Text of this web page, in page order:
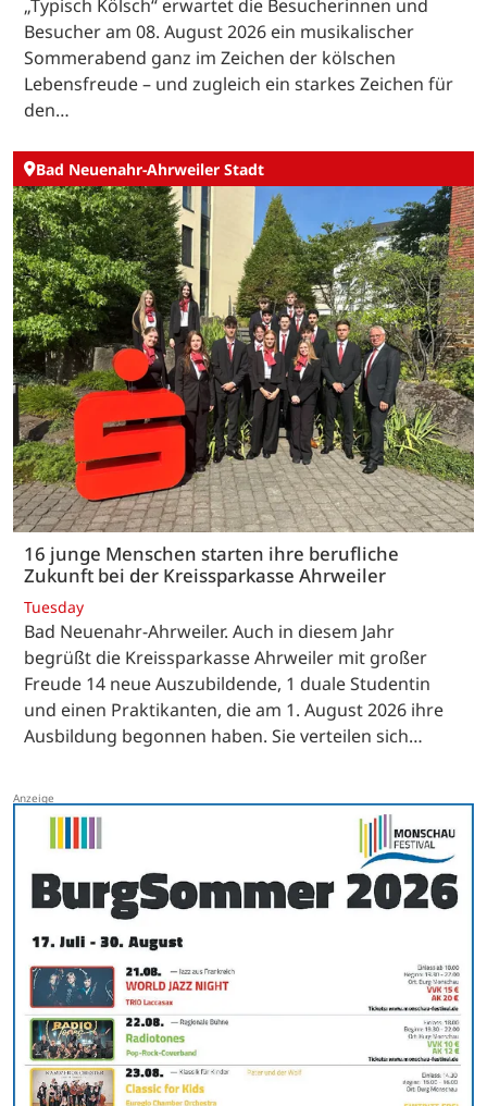
„Typisch Kölsch“ erwartet die Besucherinnen und
Besucher am 08. August 2026 ein musikalischer
Sommerabend ganz im Zeichen der kölschen
Lebensfreude – und zugleich ein starkes Zeichen für
den…
Bad Neuenahr-Ahrweiler Stadt
16 junge Menschen starten ihre berufliche
Zukunft bei der Kreissparkasse Ahrweiler
Tuesday
Bad Neuenahr-Ahrweiler. Auch in diesem Jahr
begrüßt die Kreissparkasse Ahrweiler mit großer
Freude 14 neue Auszubildende, 1 duale Studentin
und einen Praktikanten, die am 1. August 2026 ihre
Ausbildung begonnen haben. Sie verteilen sich…